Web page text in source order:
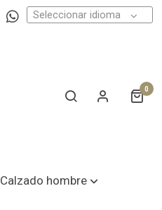
Seleccionar idioma
0
Calzado hombre